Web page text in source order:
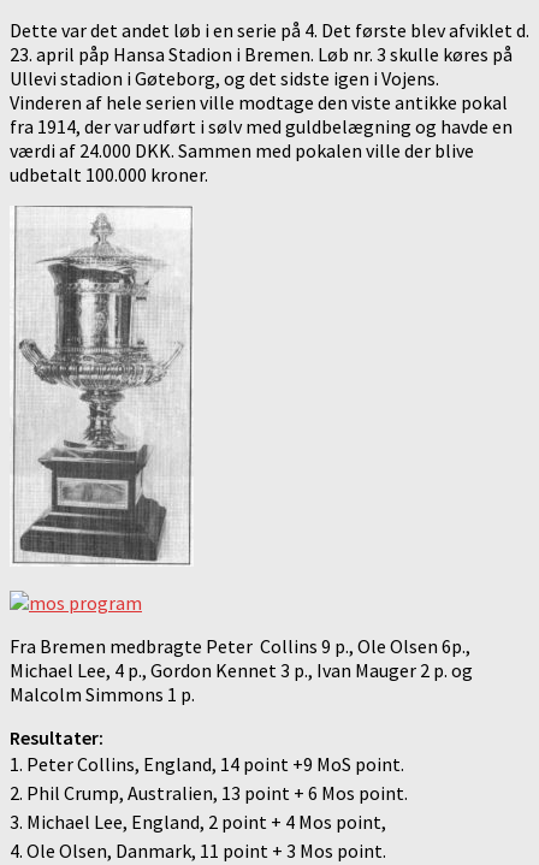
Dette var det andet løb i en serie på 4. Det første blev afviklet d.
23. april påp Hansa Stadion i Bremen. Løb nr. 3 skulle køres på
Ullevi stadion i Gøteborg, og det sidste igen i Vojens.
Vinderen af hele serien ville modtage den viste antikke pokal
fra 1914, der var udført i sølv med guldbelægning og havde en
værdi af 24.000 DKK. Sammen med pokalen ville der blive
udbetalt 100.000 kroner.
Fra Bremen medbragte Peter Collins 9 p., Ole Olsen 6p.,
Michael Lee, 4 p., Gordon Kennet 3 p., Ivan Mauger 2 p. og
Malcolm Simmons 1 p.
Resultater:
1. Peter Collins, England, 14 point +9 MoS point.
2. Phil Crump, Australien, 13 point + 6 Mos point.
3. Michael Lee, England, 2 point + 4 Mos point,
4. Ole Olsen, Danmark, 11 point + 3 Mos point.